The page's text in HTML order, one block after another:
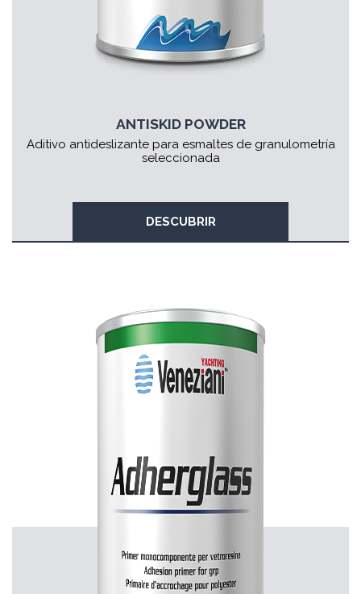
ANTISKID POWDER
Aditivo antideslizante para esmaltes de granulometría
seleccionada
DESCUBRIR